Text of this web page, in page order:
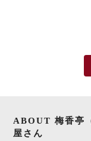
ABOUT 梅香亭
屋さん